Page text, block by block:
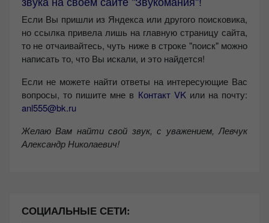
Если Вы пришли из Яндекса или другого поисковика,
но ссылка привела лишь на главную страницу сайта,
то не отчаивайтесь, чуть ниже в строке "поиск" можно
написать то, что Вы искали, и это найдется!
Если не можете найти ответы на интересующие Вас
вопросы, то пишите мне в Контакт VKили на почту:
anl555@bk.ru
Желаю Вам найти свой звук, с уважением, Левчук
Александр Николаевич!
СОЦИАЛЬНЫЕ СЕТИ: